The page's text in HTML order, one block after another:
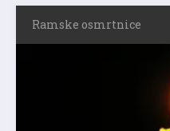
Ramske osmrtnice